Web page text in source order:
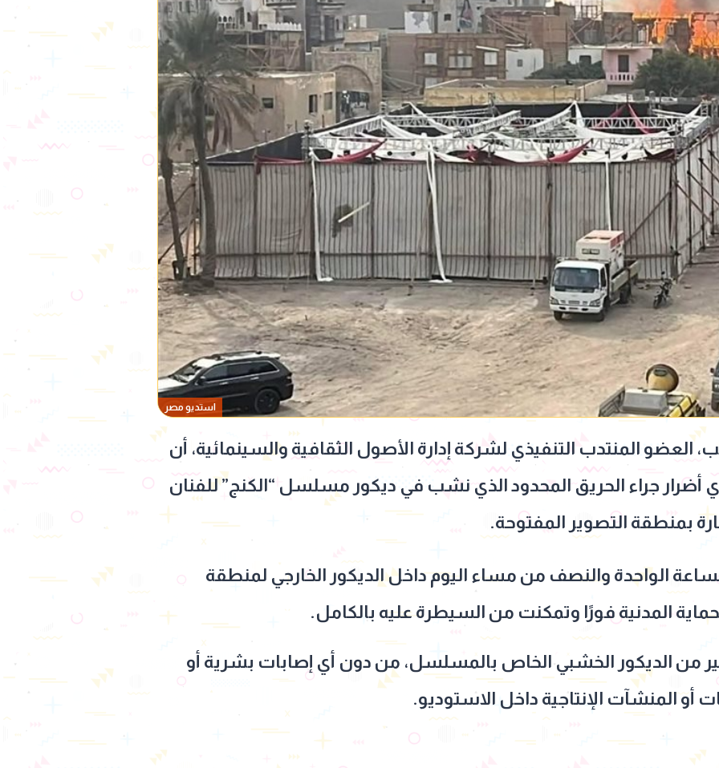
استديو مصر
العضو المنتدب التنفيذي لشركة إدارة الأصول الثقافية والسينمائية، أن
جراء الحريق المحدود الذي نشب في ديكور مسلسل “الكنج” للفنان
بمنطقة التصوير المفتوحة.
الواحدة والنصف من مساء اليوم داخل الديكور الخارجي لمنطقة
المدنية فورًا وتمكنت من السيطرة عليه بالكامل.
من الديكور الخشبي الخاص بالمسلسل، من دون أي إصابات بشرية أو
أو المنشآت الإنتاجية داخل الاستوديو.